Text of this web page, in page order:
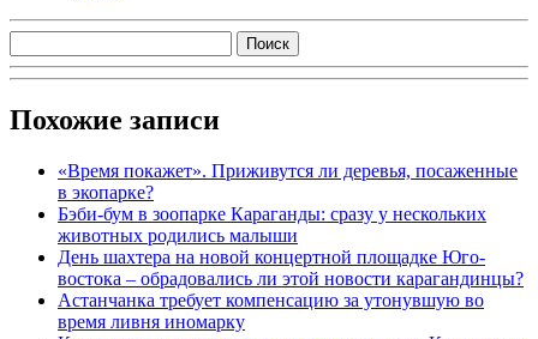
Похожие записи
«Время покажет». Приживутся ли деревья, посаженные
в экопарке?
Бэби-бум в зоопарке Караганды: сразу у нескольких
животных родились малыши
День шахтера на новой концертной площадке Юго-
востока – обрадовались ли этой новости карагандинцы?
Астанчанка требует компенсацию за утонувшую во
время ливня иномарку